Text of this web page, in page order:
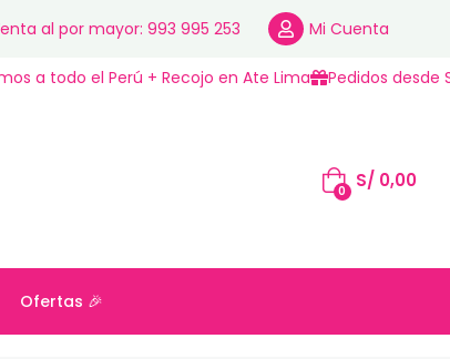
al por mayor: 993 995 253 Mi Cuenta
a todo el Perú + Recojo en Ate Lima Pedidos desde
0 S/0,00
Ofertas 🎉
Ofertas 🎉